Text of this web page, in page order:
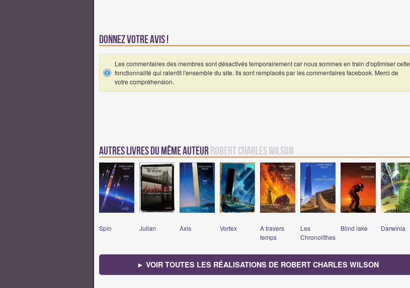
Donnez votre avis !
Les commentaires des membres sont désactivés temporairement car nous sommes en train d'optimiser cette
fonctionnalité qui ralentit l'ensemble du site. Ils sont remplacés par les commentaires facebook. Merci de
votre compréhension.
Autres Livres du même auteurRobert Charles Wilson
Spin Julian Axis Vortex
A travers
temps
Les
Chronolithes
Blind lake Darwinia
► VOIR TOUTES LES RÉALISATIONS DE ROBERT CHARLES WILSON